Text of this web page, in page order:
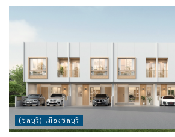
(ชลบุรี) เมืองชลบุรี